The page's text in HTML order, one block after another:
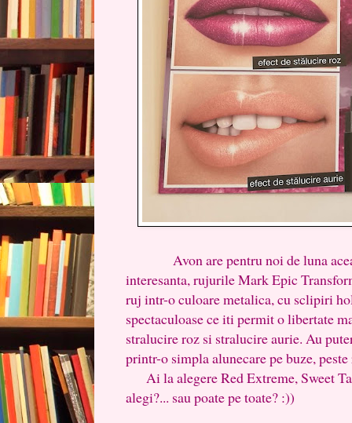
Avon are pentru noi de luna
interesanta, rujurile Mark Epic
ruj intr-o culoare metalica, cu sclipiri
spectaculoase ce iti permit o libertate
stralucire roz si stralucire aurie. Au
printr-o simpla alunecare pe buze,
Ai la alegere Red Extreme, Sweet
alegi?... sau poate pe toate? :))